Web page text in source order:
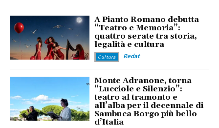
A Pianto Romano debutta
“Teatro e Memoria”:
quattro serate tra storia,
legalità e cultura
Cultura Redat
Monte Adranone, torna
“Lucciole e Silenzio”:
teatro al tramonto e
all’alba per il decennale di
Sambuca Borgo più bello
d’Italia